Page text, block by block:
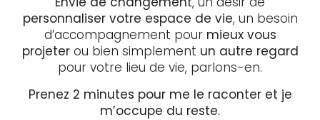
personnaliser votre espace de vie, un besoin
d’accompagnement pour mieux vous
projeterou bien simplement un autre regard
pour votre lieu de vie, parlons-en.
Prenez 2 minutes pour me le raconter et je
m’occupe du reste.